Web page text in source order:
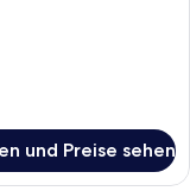
und Preise sehen